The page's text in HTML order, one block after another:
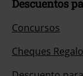
Concursos
Cheques Regalo
Descuento